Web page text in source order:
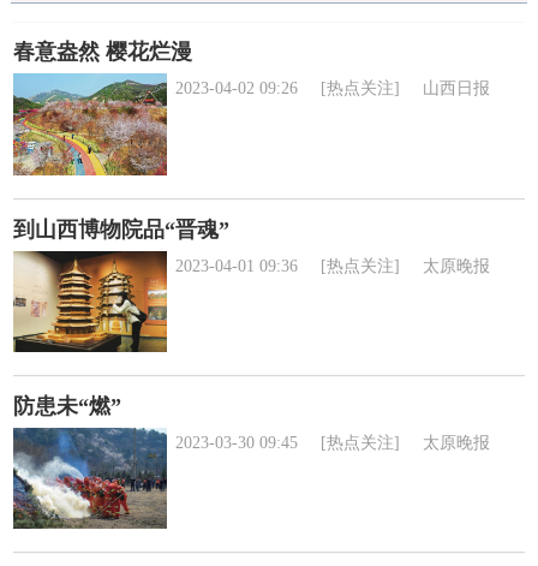
春意盎然 樱花烂漫
2023-04-02 09:26 [热点关注] 山西日报
到山西博物院品“晋魂”
2023-04-01 09:36 [热点关注] 太原晚报
防患未“燃”
2023-03-30 09:45 [热点关注] 太原晚报